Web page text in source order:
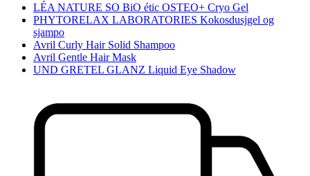
LÉA NATURE SO BiO étic OSTEO+ Cryo Gel
PHYTORELAX LABORATORIES Kokosdusjgel og
sjampo
Avril Curly Hair Solid Shampoo
Avril Gentle Hair Mask
UND GRETEL GLANZ Liquid Eye Shadow